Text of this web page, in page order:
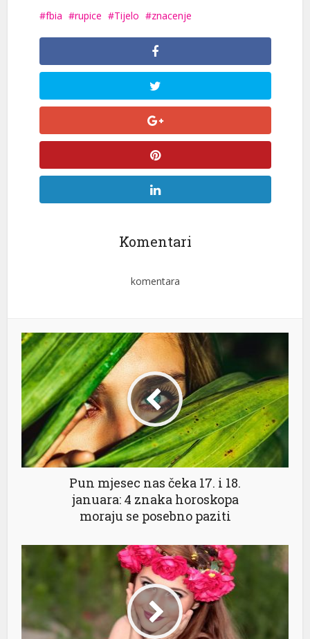
fbia rupice Tijelo znacenje
Komentari
komentara
Pun mjesec nas čeka 17. i 18.
januara: 4 znaka horoskopa
moraju se posebno paziti